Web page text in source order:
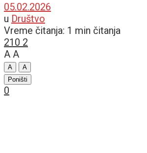
05.02.2026
u Društvo
Vreme čitanja: 1 min čitanja
210 2
A A
A
A
Poništi
0